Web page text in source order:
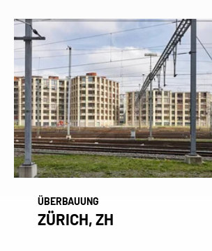
ÜBERBAUUNG
ZÜRICH, ZH